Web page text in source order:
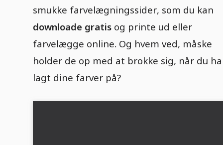
smukke farvelægningssider, som du kan
downloade gratis og printe ud eller
farvelægge online. Og hvem ved, måske
holder de op med at brokke sig, når du
lagt dine farver på?